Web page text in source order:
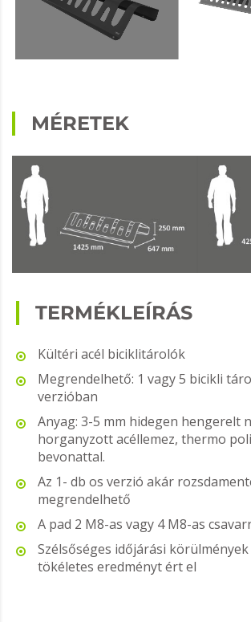
MÉRETEK
TERMÉKLEÍRÁS
Kültéri acél biciklitárolók
Megrendelhető: 1 vagy 5 bicikli
verzióban
Anyag: 3-5 mm hidegen hengerelt
horganyzott acéllemez, thermo
bevonattal.
Az 1- db os verzió akár
megrendelhető
A pad 2 M8-as vagy 4 M8-as
Szélsőséges időjárási
tökéletes eredményt ért el